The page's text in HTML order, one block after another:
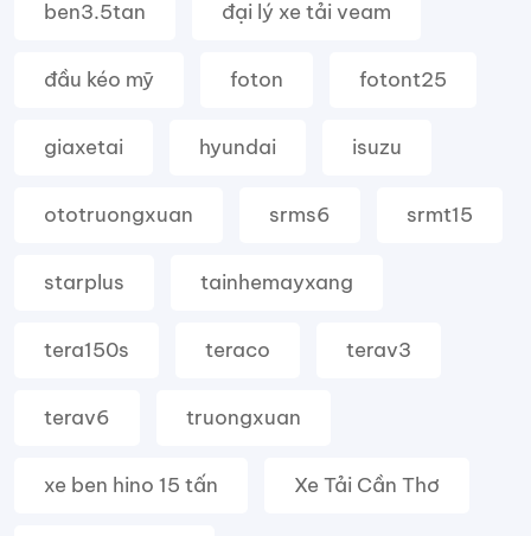
ben3.5tan đại lý xe tải veam
đầu kéo mỹ foton fotont25
giaxetai hyundai isuzu
ototruongxuan srms6 srmt15
starplus tainhemayxang
tera150s teraco terav3
terav6 truongxuan
xe ben hino 15 tấn Xe Tải Cần Thơ